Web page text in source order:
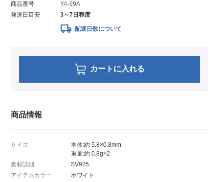
商品番号
YA-69A
発送日目安
3～7日程度
local_shipping 配達日数について
カートに入れる
商品情報
サイズ
本体:約 5.8×0.8mm
重量:約 0.8g×2
素材詳細
SV925
アイテムカラー
ホワイト